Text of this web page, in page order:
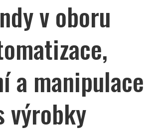
v oboru
a manipulace
výrobky